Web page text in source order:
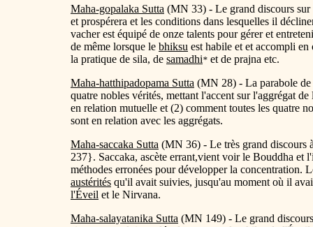
Maha-gopalaka Sutta (MN 33) - Le grand discours sur
et prospérera et les conditions dans lesquelles il
vacher est équipé de onze talents pour gérer et
de même lorsque le bhiksu est habile et et accompli en
la pratique de sila, de samadhi* et de prajna etc.
Maha-hatthipadopama Sutta (MN 28) - La parabole de
quatre nobles vérités, mettant l'accent sur l'aggrégat
en relation mutuelle et (2) comment toutes les quatre
sont en relation avec les aggrégats.
Maha-saccaka Sutta (MN 36) - Le très grand discours
237}. Saccaka, ascète errant,vient voir le Bouddha et
méthodes erronées pour développer la concentration.
austérités qu'il avait suivies, jusqu'au moment où il
l'Éveil et le Nirvana.
Maha-salayatanika Sutta (MN 149) - Le grand